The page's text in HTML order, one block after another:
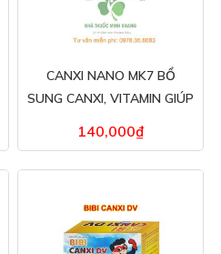
CANXI NANO MK7 BỔ
SUNG CANXI, VITAMIN GIÚP
LOÃNG XƯƠNG
140,000₫